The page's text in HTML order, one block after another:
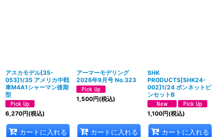
アスカモデル[35-
053]1/35 アメリカ中戦
車M4A1シャーマン後期
型
6,270円(税込)
カートに入れる
アーマーモデリング
2026年9月号 No.323
1,500円(税込)
カートに入れる
SHK
PRODUCTS[SHK24-
002]1/24 ボンネットピ
ンセットB
1,100円(税込)
カートに入れる